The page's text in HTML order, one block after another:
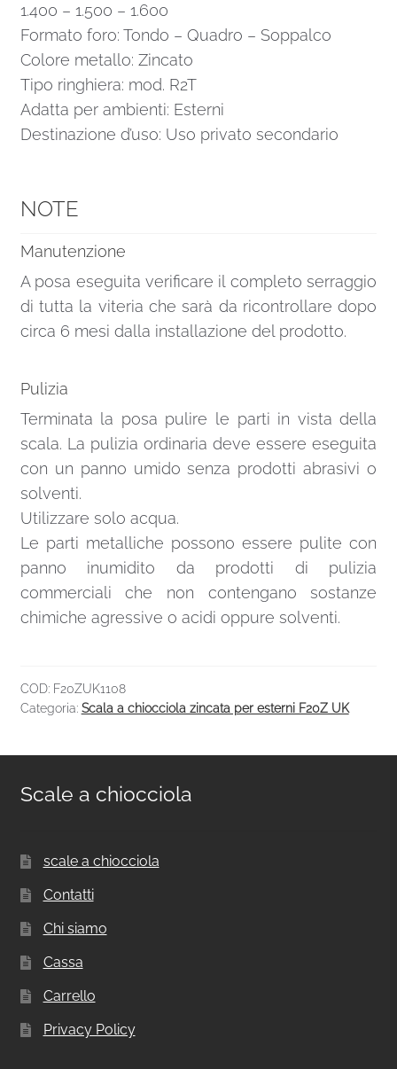
1.400 – 1.500 – 1.600
Formato foro: Tondo – Quadro – Soppalco
Colore metallo: Zincato
Tipo ringhiera: mod. R2T
Adatta per ambienti: Esterni
Destinazione d’uso: Uso privato secondario
NOTE
Manutenzione
A posa eseguita verificare il completo serraggio
di tutta la viteria che sarà da ricontrollare dopo
circa 6 mesi dalla installazione del prodotto.
Pulizia
Terminata la posa pulire le parti in vista della
scala. La pulizia ordinaria deve essere eseguita
con un panno umido senza prodotti abrasivi o
solventi.
Utilizzare solo acqua.
Le parti metalliche possono essere pulite con
panno inumidito da prodotti di pulizia
commerciali che non contengano sostanze
chimiche agressive o acidi oppure solventi.
COD: F20ZUK1108
Categoria: Scala a chiocciola zincata per esterni F20Z UK
Scale a chiocciola
scale a chiocciola
Contatti
Chi siamo
Cassa
Carrello
Privacy Policy